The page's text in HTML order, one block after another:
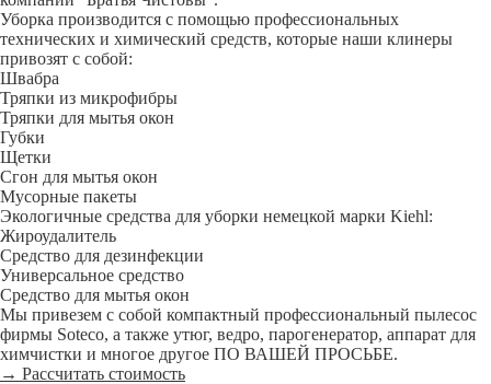
Уборка производится с помощью профессиональных
технических и химический средств, которые наши клинеры
привозят с собой:
Швабра
Тряпки из микрофибры
Тряпки для мытья окон
Губки
Щетки
Сгон для мытья окон
Мусорные пакеты
Экологичные средства для уборки немецкой марки Kiehl:
Жироудалитель
Средство для дезинфекции
Универсальное средство
Средство для мытья окон
Мы привезем с собой компактный профессиональный пылесос
фирмы Soteco, а также утюг, ведро, парогенератор, аппарат для
химчистки и многое другое ПО ВАШЕЙ ПРОСЬБЕ.
→ Рассчитать стоимость